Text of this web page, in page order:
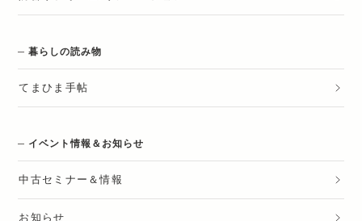
暮らしの読み物
てまひま手帖
イベント情報＆お知らせ
中古セミナー＆情報
お知らせ